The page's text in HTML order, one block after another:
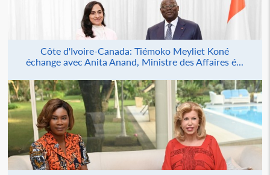
Côte d'Ivoire-Canada: Tiémoko Meyliet Koné
échange avec Anita Anand, Ministre des Affaires é...